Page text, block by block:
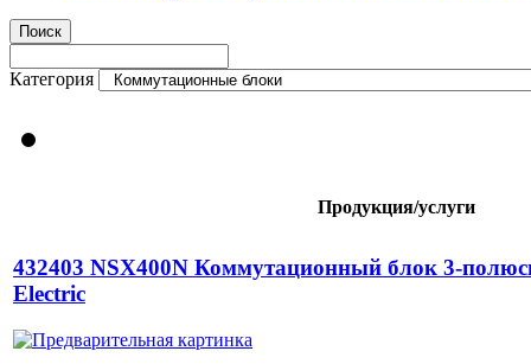
Категория
Продукция/услуги
432403 NSX400N Коммутационный блок 3-
Electric